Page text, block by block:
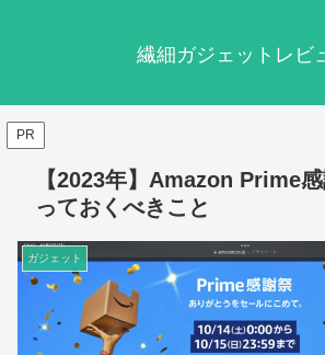
繊細ガジェットレビ
PR
【2023年】Amazon Prime
っておくべきこと
ガジェット